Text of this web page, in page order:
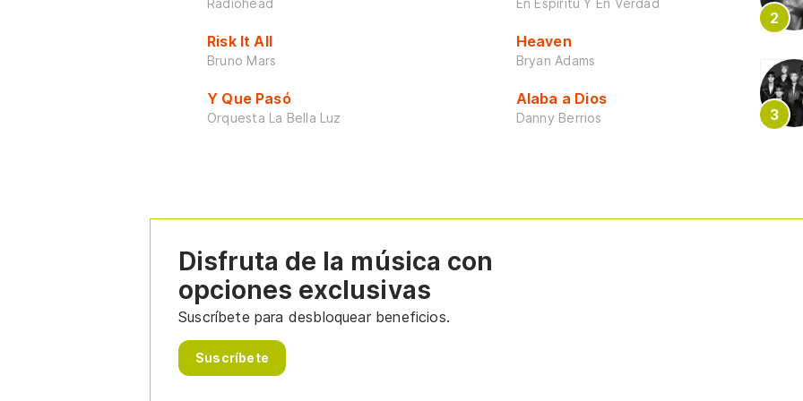
Radiohead
Risk It All
Bruno Mars
Y Que Pasó
Orquesta La Bella Luz
En Espiritu Y En Verdad
Heaven
Bryan Adams
Alaba a Dios
Danny Berrios
Disfruta de la música con
opciones exclusivas
Suscríbete para desbloquear beneficios.
Suscríbete